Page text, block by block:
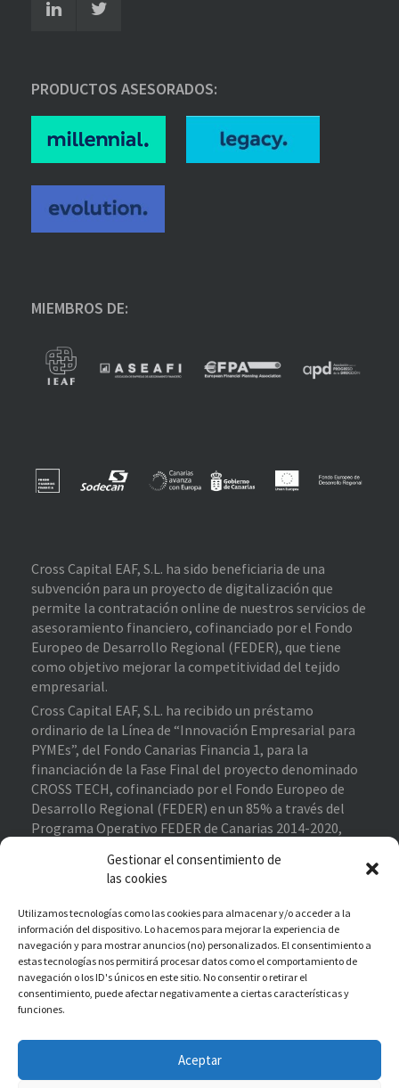
Gestionar el consentimiento de
las cookies
Utilizamos tecnologías como las cookies para almacenar y/o acceder a la
información del dispositivo. Lo hacemos para mejorar la experiencia de
navegación y para mostrar anuncios (no) personalizados. El consentimiento a
estas tecnologías nos permitirá procesar datos como el comportamiento de
navegación o los ID's únicos en este sitio. No consentir o retirar el
consentimiento, puede afectar negativamente a ciertas características y
funciones.
Aceptar
PRODUCTOS ASESORADOS:
MIEMBROS DE:
Cross Capital EAF, S.L. ha sido beneficiaria de una
subvención para un proyecto de digitalización que
permite la contratación online de nuestros servicios de
asesoramiento financiero, cofinanciado por el Fondo
Europeo de Desarrollo Regional (FEDER), que tiene
como objetivo mejorar la competitividad del tejido
empresarial.
Cross Capital EAF, S.L. ha recibido un préstamo
ordinario de la Línea de “Innovación Empresarial para
PYMEs”, del Fondo Canarias Financia 1, para la
financiación de la Fase Final del proyecto denominado
CROSS TECH, cofinanciado por el Fondo Europeo de
Desarrollo Regional (FEDER) en un 85% a través del
Programa Operativo FEDER de Canarias 2014-2020,
prioritario 1 “Potenciar la investigación, el desarrollo
tecnológico y la innovación”.
Proyecto Financiado–Enlace de interés
Cross Capital EAF, S.L. ha recibido una subvención
destinada a la reactivación económica de las pymes en
Canarias como parte de la respuesta de la UE a la
recuperación para la cohesión y los territorios de
Europa (REACT-EU), financiada al 100% por el Fondo